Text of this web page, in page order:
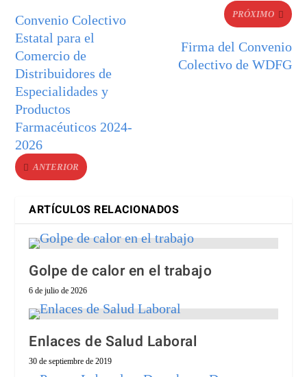
Convenio Colectivo
Estatal para el
Comercio de
Distribuidores de
Especialidades y
Productos
Farmacéuticos 2024-
2026
ANTERIOR
PRÓXIMO
Firma del Convenio
Colectivo de WDFG
ARTÍCULOS RELACIONADOS
Golpe de calor en el trabajo
6 de julio de 2026
Enlaces de Salud Laboral
30 de septiembre de 2019